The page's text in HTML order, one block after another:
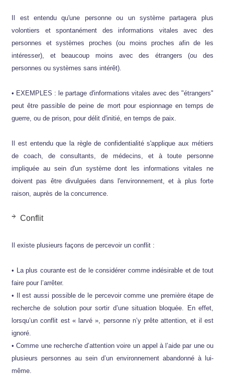
Il est entendu qu'une personne ou un système partagera plus
volontiers et spontanément des informations vitales avec des
personnes et systèmes proches (ou moins proches afin de les
intéresser), et beaucoup moins avec des étrangers (ou des
personnes ou systèmes sans intérêt).
• EXEMPLES : le partage d'informations vitales avec des "étrangers"
peut être passible de peine de mort pour espionnage en temps de
guerre, ou de prison, pour délit d'initié, en temps de paix.
Il est entendu que la règle de confidentialité s'applique aux métiers
de coach, de consultants, de médecins, et à toute personne
impliquée au sein d'un système dont les informations vitales ne
doivent pas être divulguées dans l'environnement, et à plus forte
raison, auprès de la concurrence.
Conflit
Il existe plusieurs façons de percevoir un conflit :
• La plus courante est de le considérer comme indésirable et de tout
faire pour l’arrêter.
• Il est aussi possible de le percevoir comme une première étape de
recherche de solution pour sortir d’une situation bloquée. En effet,
lorsqu’un conflit est « larvé », personne n’y prête attention, et il est
ignoré.
• Comme une recherche d’attention voire un appel à l’aide par une ou
plusieurs personnes au sein d’un environnement abandonné à lui-
même.